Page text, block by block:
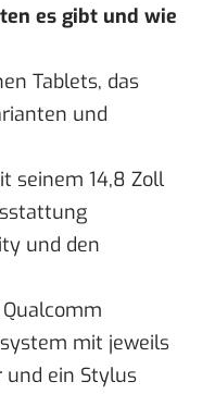
es gibt und wie
Tablets, das
und
seinem 14,8 Zoll
und den
mit jeweils
und ein Stylus